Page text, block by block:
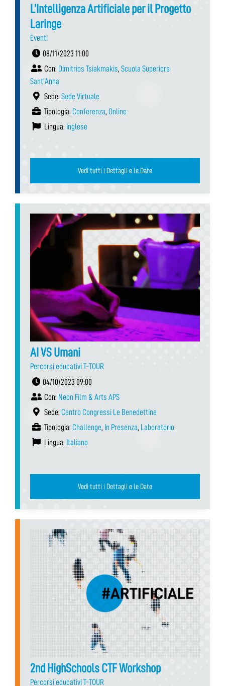
L’Intelligenza Artificiale per il Progetto
Laringe
Eventi
08/11/2023 11:00
Con: Dimitrios Tsiakmakis, Scuola Superiore
Sant'Anna
Sede: Sede Virtuale
Tipologia: Conferenza, Online
Lingua: Inglese
Vedi tutti i Dettagli e le Date
AI VS Umani
Percorsi educativi T-TOUR
04/10/2023 09:00
Con: Neon Film & Arts APS
Sede: Centro Congressi Le Benedettine
Tipologia: Challenge, In Presenza, Laboratorio
Lingua: Italiano
Vedi tutti i Dettagli e le Date
2nd HighSchools CTF Workshop
Percorsi educativi T-TOUR